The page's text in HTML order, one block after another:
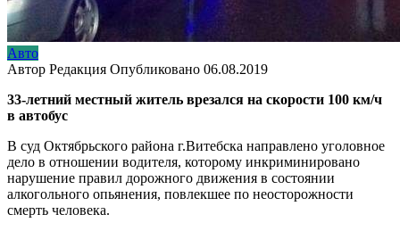
Авто
Автор Редакция Опубликовано 06.08.2019
33-летний местный житель врезался на скорости 100 км/ч
в автобус
В суд Октябрьского района г.Витебска направлено уголовное
дело в отношении водителя, которому инкриминировано
нарушение правил дорожного движения в состоянии
алкогольного опьянения, повлекшее по неосторожности
смерть человека.